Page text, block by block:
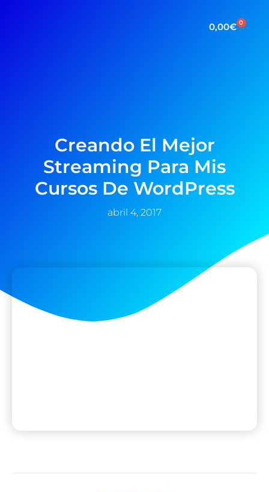
0,00€ 0
Creando El Mejor
Streaming Para Mis
Cursos De WordPress
abril 4, 2017